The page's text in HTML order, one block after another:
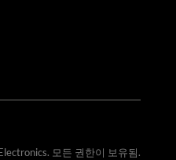
모든 권한이 보유됨.